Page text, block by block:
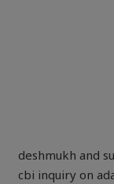
deshmukh and
cbi inquiry on